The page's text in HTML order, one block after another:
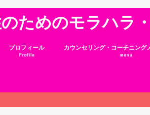
ためのモラハラ
プロフィール
Profile
カウンセリング・コーチニング
menu